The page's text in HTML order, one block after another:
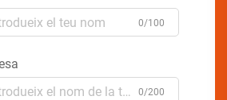
0/100
0/200